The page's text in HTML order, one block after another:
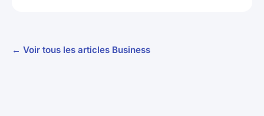
← Voir tous les articles Business